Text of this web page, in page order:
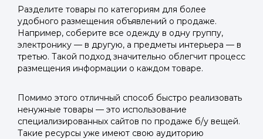
Разделите товары по категориям для более
удобного размещения объявлений о продаже.
Например, соберите все одежду в одну группу,
электронику — в другую, а предметы интерьера — в
третью. Такой подход значительно облегчит процесс
размещения информации о каждом товаре.
Помимо этого отличный способ быстро реализовать
ненужные товары — это использование
специализированных сайтов по продаже б/у вещей.
Такие ресурсы уже имеют свою аудиторию